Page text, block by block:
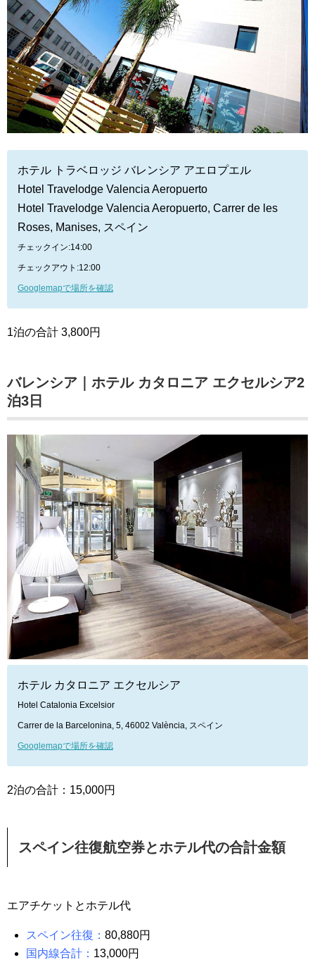
ホテル トラベロッジ バレンシア アエロプエル
Hotel Travelodge Valencia Aeropuerto
Hotel Travelodge Valencia Aeropuerto, Carrer de les
Roses, Manises, スペイン
チェックイン:14:00
チェックアウト:12:00
Googlemapで場所を確認
1泊の合計 3,800円
バレンシア｜ホテル カタロニア エクセルシア2
泊3日
ホテル カタロニア エクセルシア
Hotel Catalonia Excelsior
Carrer de la Barcelonina, 5, 46002 València, スペイン
Googlemapで場所を確認
2泊の合計：15,000円
スペイン往復航空券とホテル代の合計金額
エアチケットとホテル代
スペイン往復：80,880円
国内線合計： 13,000円